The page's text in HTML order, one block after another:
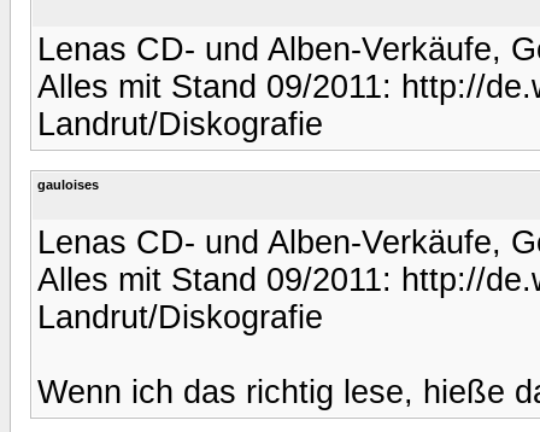
Lenas CD- und Alben-Verkäufe,
Alles mit Stand 09/2011: http://
Landrut/Diskografie
gauloises
Lenas CD- und Alben-Verkäufe,
Alles mit Stand 09/2011: http://
Landrut/Diskografie
Wenn ich das richtig lese, hieße